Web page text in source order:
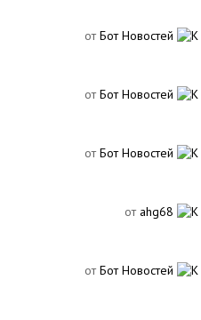
отБот Новостей
отБот Новостей
отБот Новостей
от ahg68
отБот Новостей